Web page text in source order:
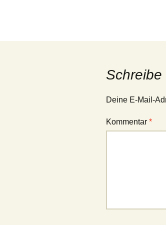
Deine E-Mail-
Kommentar *